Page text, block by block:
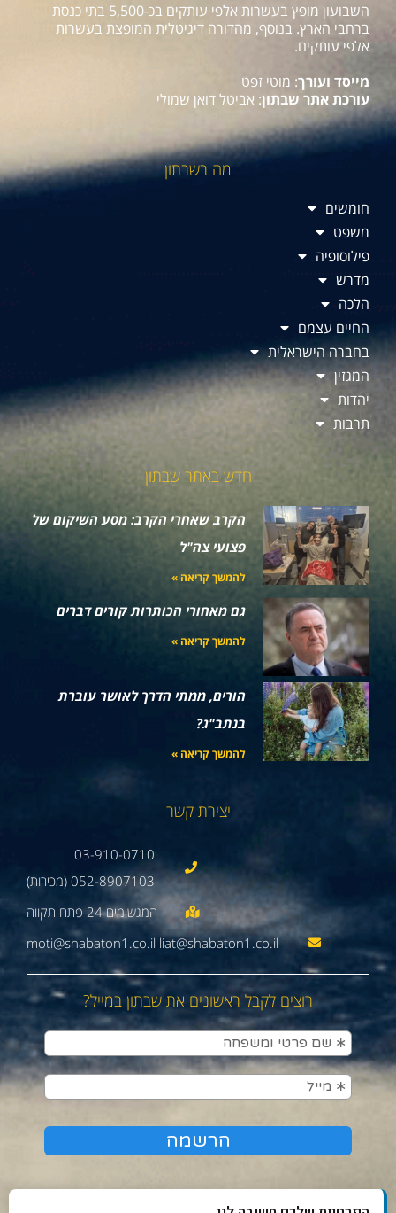
השבועון מופץ בעשרות אלפי עותקים בכ-5,500 בתי כנסת
ברחבי הארץ. בנוסף, מהדורה דיגיטלית המופצת בעשרות
אלפי עותקים.
מייסד ועורך: מוטי זפט
עורכת אתר שבתון: אביטל דואן שמולי
מה בשבתון
חומשים
משפט
פילוסופיה
מדרש
הלכה
החיים עצמם
בחברה הישראלית
המגזין
יהדות
תרבות
חדש באתר שבתון
הקרב שאחרי הקרב: מסע השיקום של
פצועי צה"ל
להמשך קריאה »
גם מאחורי הכותרות קורים דברים
להמשך קריאה »
הורים, ממתי הדרך לאושר עוברת
בנתב"ג?
להמשך קריאה »
יצירת קשר
03-910-0710
052-8907103 (מכירות)
moti@shabaton1.co.il liat@shabaton1.co.il
רוצים לקבל ראשונים את שבתון במייל?